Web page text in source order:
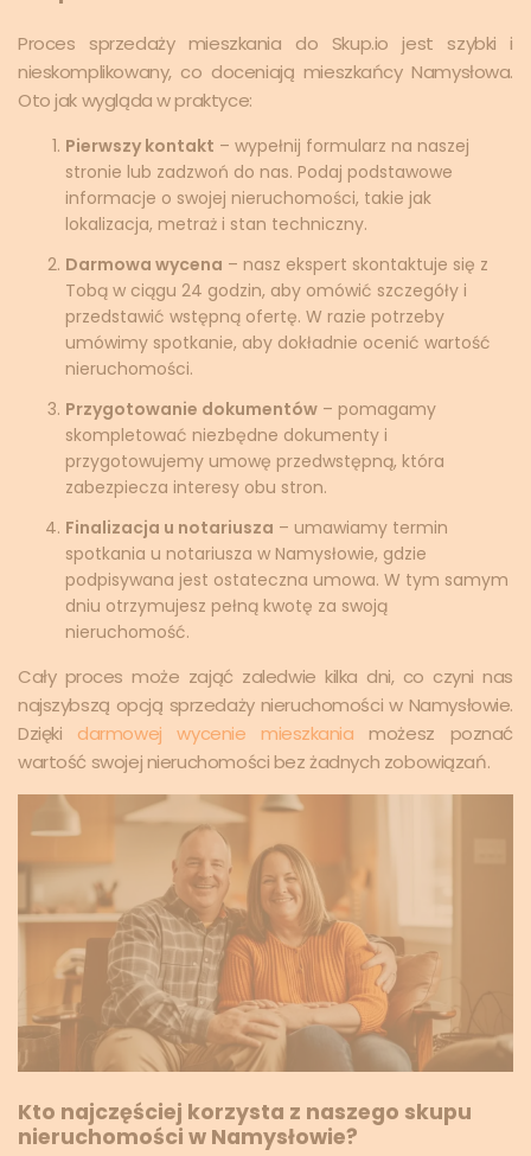
Proces sprzedaży mieszkania do Skup.io jest szybki i
nieskomplikowany, co doceniają mieszkańcy Namysłowa.
Oto jak wygląda w praktyce:
Pierwszy kontakt – wypełnij formularz na naszej
stronie lub zadzwoń do nas. Podaj podstawowe
informacje o swojej nieruchomości, takie jak
lokalizacja, metraż i stan techniczny.
Darmowa wycena – nasz ekspert skontaktuje się z
Tobą w ciągu 24 godzin, aby omówić szczegóły i
przedstawić wstępną ofertę. W razie potrzeby
umówimy spotkanie, aby dokładnie ocenić wartość
nieruchomości.
Przygotowanie dokumentów – pomagamy
skompletować niezbędne dokumenty i
przygotowujemy umowę przedwstępną, która
zabezpiecza interesy obu stron.
Finalizacja u notariusza – umawiamy termin
spotkania u notariusza w Namysłowie, gdzie
podpisywana jest ostateczna umowa. W tym samym
dniu otrzymujesz pełną kwotę za swoją
nieruchomość.
Cały proces może zająć zaledwie kilka dni, co czyni nas
najszybszą opcją sprzedaży nieruchomości w Namysłowie.
Dzięki darmowej wycenie mieszkania możesz poznać
wartość swojej nieruchomości bez żadnych zobowiązań.
Kto najczęściej korzysta z naszego skupu
nieruchomości w Namysłowie?